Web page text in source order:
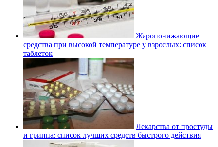
Жаропонижающие
средства при высокой температуре у взрослых: список
таблеток
Лекарства от простуды
и гриппа: список лучших средств быстрого действия